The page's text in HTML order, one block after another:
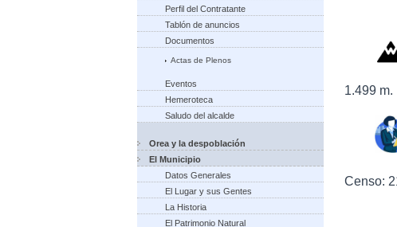
Perfil del Contratante
Tablón de anuncios
Documentos
Actas de Plenos
Eventos
Hemeroteca
Saludo del alcalde
Orea y la despoblación
El Municipio
Datos Generales
El Lugar y sus Gentes
La Historia
El Patrimonio Natural
1.499 m.
Censo: